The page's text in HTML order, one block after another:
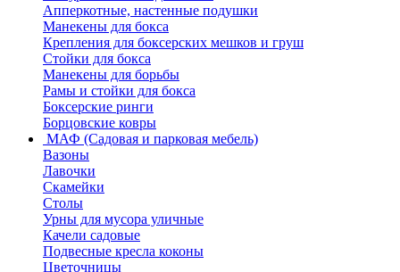
Апперкотные, настенные подушки
Манекены для бокса
Крепления для боксерских мешков и груш
Стойки для бокса
Манекены для борьбы
Рамы и стойки для бокса
Боксерские ринги
Борцовские ковры
МАФ (Садовая и парковая мебель)
Вазоны
Лавочки
Скамейки
Столы
Урны для мусора уличные
Качели садовые
Подвесные кресла коконы
Цветочницы